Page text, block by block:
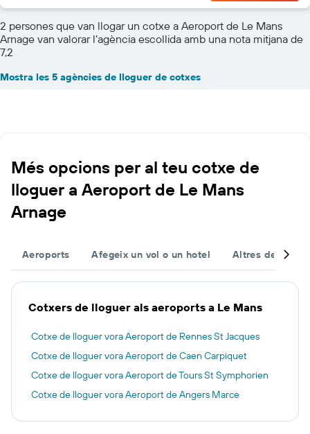
2 persones que van llogar un cotxe a Aeroport de Le Mans
Arnage van valorar l’agència escollida amb una nota mitjana de
7,2
Mostra les 5 agències de lloguer de cotxes
Més opcions per al teu cotxe de
lloguer a Aeroport de Le Mans
Arnage
Aeroports Afegeix un vol o un hotel Altres
Cotxers de lloguer als aeroports a Le Mans
Cotxe de lloguer vora Aeroport de Rennes St Jacques
Cotxe de lloguer vora Aeroport de Caen Carpiquet
Cotxe de lloguer vora Aeroport de Tours St Symphorien
Cotxe de lloguer vora Aeroport de Angers Marce